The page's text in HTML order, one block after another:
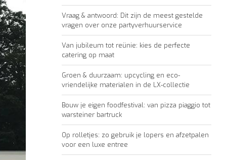
Vraag & antwoord: Dit zijn de meest gestelde
vragen over onze partyverhuurservice
Van jubileum tot reünie: kies de perfecte
catering op maat
Groen & duurzaam: upcycling en eco-
vriendelijke materialen in de LX-collectie
Bouw je eigen foodfestival: van pizza piaggio tot
warsteiner bartruck
Op rolletjes: zo gebruik je lopers en afzetpalen
voor een luxe entree